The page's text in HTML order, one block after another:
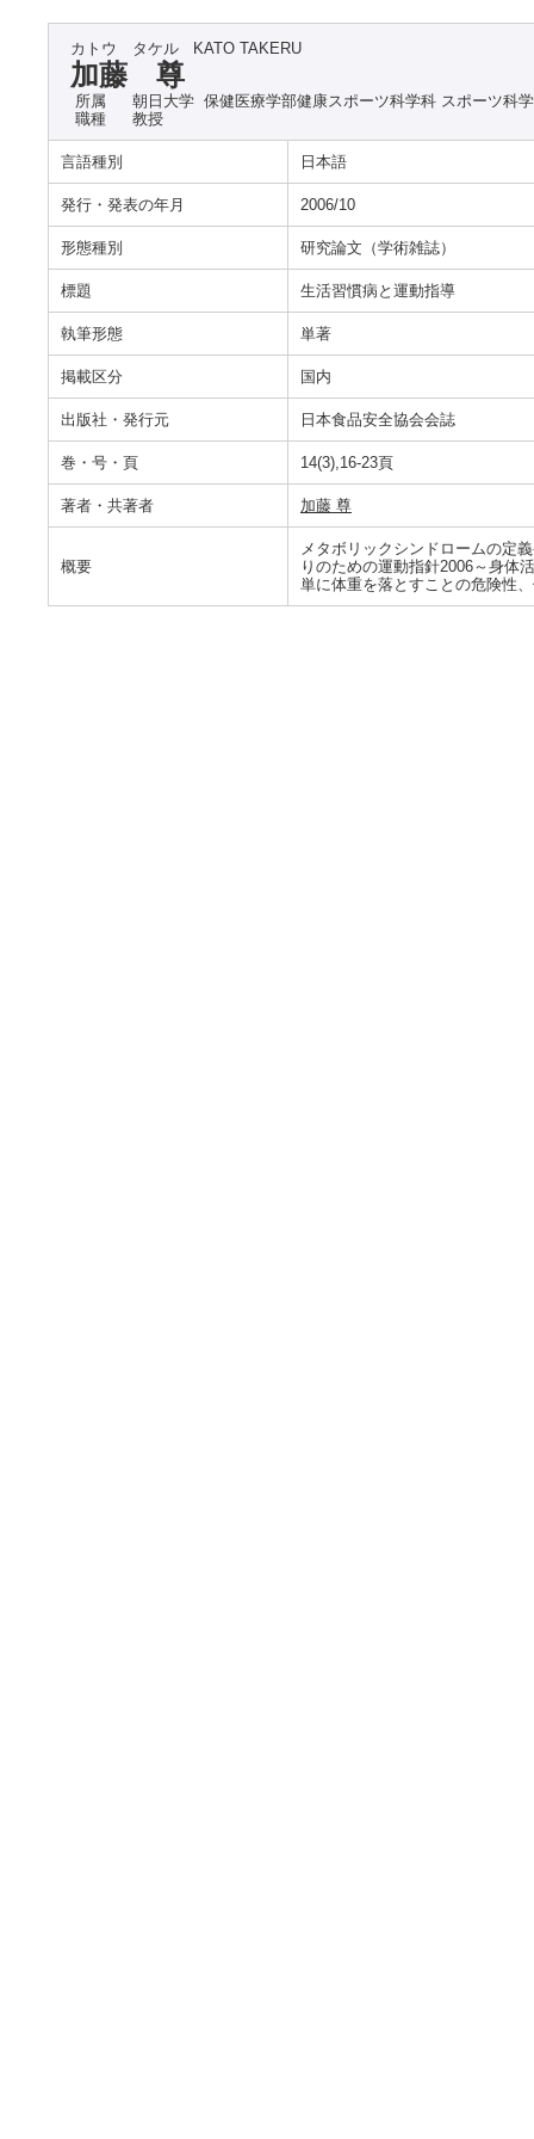
カトウ タケル KATO TAKERU
加藤 尊
所属
朝日大学 保健医療学部健康スポーツ科学科 スポーツ科学
職種
教授
言語種別 日本語
発行・発表の年月 2006/10
形態種別 研究論文（学術雑誌）
標題 生活習慣病と運動指導
執筆形態 単著
掲載区分 国内
出版社・発行元 日本食品安全協会会誌
巻・号・頁 14(3),16-23頁
著者・共著者 加藤 尊
概要
メタボリックシンドロームの定
りのための運動指針2006～身体
単に体重を落とすことの危険性